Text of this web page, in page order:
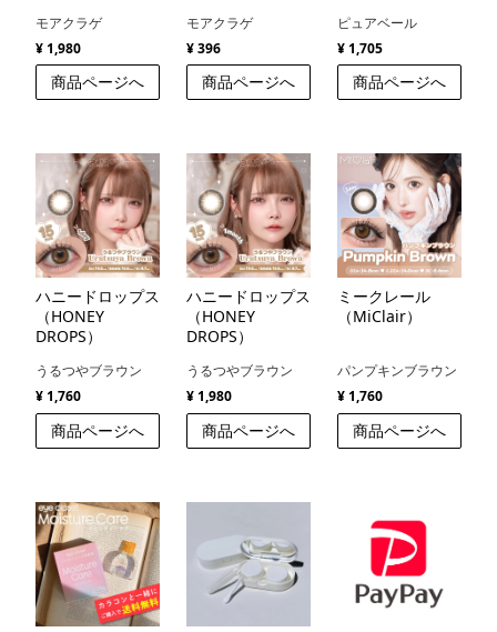
hydrogel）
モアクラゲ
¥ 1,980
商品ページへ
silicone
hydrogel）
モアクラゲ
¥ 396
商品ページへ
ピュアベール
¥ 1,705
商品ページへ
ハニードロップス
（HONEY
DROPS）
うるつやブラウン
¥ 1,760
商品ページへ
ハニードロップス
（HONEY
DROPS）
うるつやブラウン
¥ 1,980
商品ページへ
ミークレール
（MiClair）
パンプキンブラウン
¥ 1,760
商品ページへ